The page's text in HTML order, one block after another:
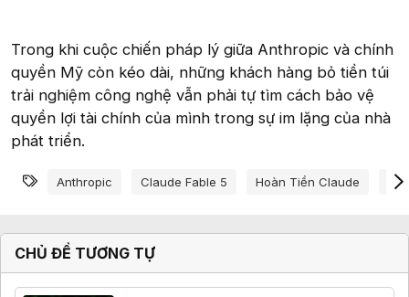
Trong khi cuộc chiến pháp lý giữa Anthropic và chính
quyền Mỹ còn kéo dài, những khách hàng bỏ tiền túi
trải nghiệm công nghệ vẫn phải tự tìm cách bảo vệ
quyền lợi tài chính của mình trong sự im lặng của nhà
phát triển.
Từ khóa
Anthropic Claude Fable 5 Hoàn Tiền Claude
CHỦ ĐỀ TƯƠNG TỰ